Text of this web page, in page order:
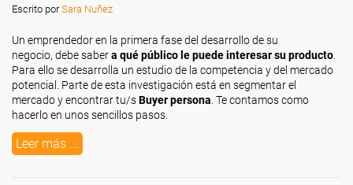
Escrito porSara Nuñez
Un emprendedor en la primera fase del desarrollo de su
negocio, debe sabera qué público le puede interesar su producto
Para ello se desarrolla un estudio de la competencia y del mercado
potencial. Parte de esta investigación está en segmentar el
mercado y encontrar tu/sBuyer persona . Te contamos como
hacerlo en unos sencillos pasos.
Leer más ...